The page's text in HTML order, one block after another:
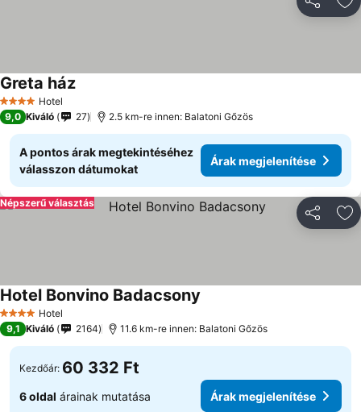
4 KategóriaHotel
Greta házÁrak megjelenítése
9,0 Kiváló 27 2.5 km-re innen: Balatoni Gőzös
A pontos árak megtekintéséhez
válasszon dátumokat
Árak megjelenítése
Népszerű választás
4 KategóriaHotel
Hotel Bonvino Badacsony
9,1 Kiváló 2164 11.6 km-re innen: Balatoni Gőzös
Kezdőár: 60 332 Ft
6 oldal árainak mutatása Árak megjelenítése